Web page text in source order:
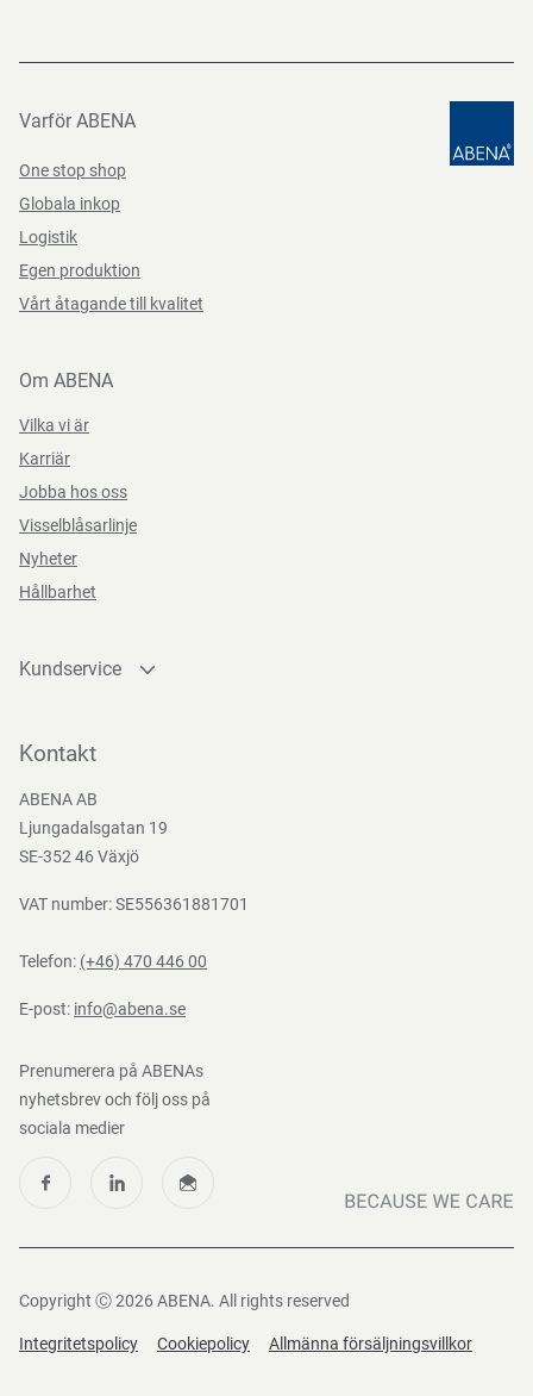
Varför ABENA
One stop shop
Globala inkop
Logistik
Egen produktion
Vårt åtagande till kvalitet
Om ABENA
Vilka vi är
Karriär
Jobba hos oss
Visselblåsarlinje
Nyheter
Hållbarhet
Kundservice
Bli kund
Nedladdningar
Kontakt
ABENA AB
Ljungadalsgatan 19
SE-352 46 Växjö
VAT number: SE556361881701
Telefon: (+46) 470 446 00
E-post: info@abena.se
Prenumerera på ABENAs
nyhetsbrev och följ oss på
sociala medier
Copyright Ⓒ 2026 ABENA. All rights reserved
Integritetspolicy Cookiepolicy Allmänna försäljningsvillkor